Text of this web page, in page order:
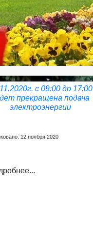
с 09:00 до 17:00
прекращена подача
электроэнергии
12 ноября 2020